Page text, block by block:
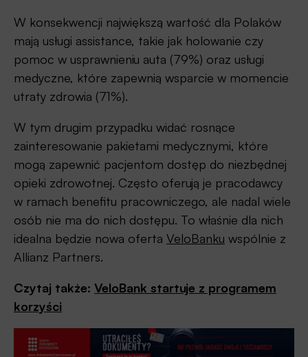
W konsekwencji największą wartość dla Polaków
mają usługi assistance, takie jak holowanie czy
pomoc w usprawnieniu auta (79%) oraz usługi
medyczne, które zapewnią wsparcie w momencie
utraty zdrowia (71%).
W tym drugim przypadku widać rosnące
zainteresowanie pakietami medycznymi, które
mogą zapewnić pacjentom dostęp do niezbędnej
opieki zdrowotnej. Często oferują je pracodawcy
w ramach benefitu pracowniczego, ale nadal wiele
osób nie ma do nich dostępu. To właśnie dla nich
idealna będzie nowa oferta VeloBanku wspólnie z
Allianz Partners.
Czytaj także: VeloBank startuje z programem
korzyści